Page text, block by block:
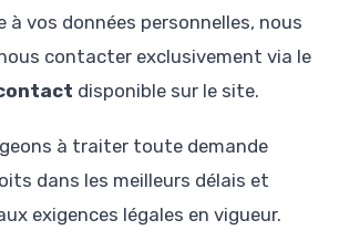
à vos données personnelles, nous
contacter exclusivement via le
disponible sur le site.
à traiter toute demande
dans les meilleurs délais et
exigences légales en vigueur.